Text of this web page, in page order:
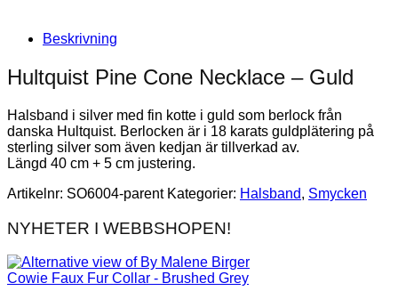
Beskrivning
Hultquist Pine Cone Necklace – Guld
Halsband i silver med fin kotte i guld som berlock från
danska Hultquist. Berlocken är i 18 karats guldplätering på
sterling silver som även kedjan är tillverkad av.
Längd 40 cm + 5 cm justering.
Artikelnr: SO6004-parent Kategorier: Halsband, Smycken
NYHETER I WEBBSHOPEN!